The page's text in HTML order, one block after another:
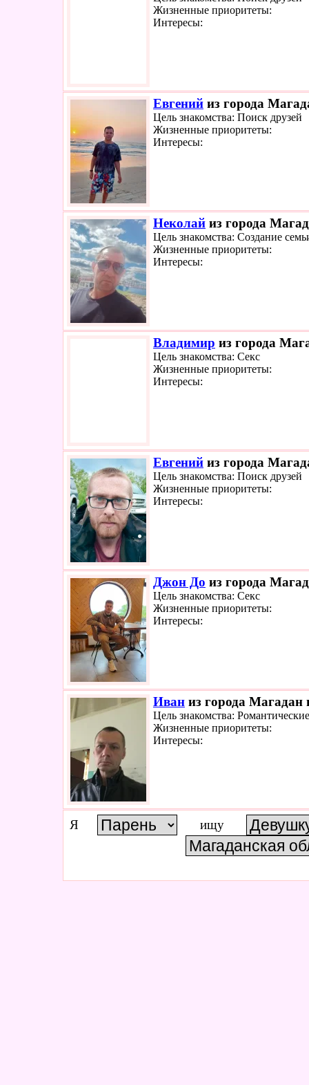
Жизненные приоритеты:
Интересы:
Евгений из города
Цель знакомства: Поиск друзей
Жизненные приоритеты:
Интересы:
Неколай из города
Цель знакомства: Создание
Жизненные приоритеты:
Интересы:
Владимир из города
Цель знакомства: Секс
Жизненные приоритеты:
Интересы:
Евгений из города
Цель знакомства: Поиск друзей
Жизненные приоритеты:
Интересы:
Джон До из города
Цель знакомства: Секс
Жизненные приоритеты:
Интересы:
Иван из города Магадан
Цель знакомства:
Жизненные приоритеты:
Интересы:
Я ищу